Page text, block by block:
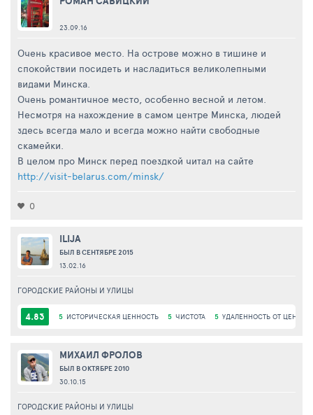
23.09.16
Очень красивое место. На острове можно в тишине и
спокойствии посидеть и насладиться великолепными
видами Минска.
Очень романтичное место, особенно весной и летом.
Несмотря на нахождение в самом центре Минска, людей
здесь всегда мало и всегда можно найти свободные
скамейки.
В целом про Минск перед поездкой читал на сайте
http://visit-belarus.com/minsk/
0
ILIJA
БЫЛ В СЕНТЯБРЕ 2015
13.02.16
ГОРОДСКИЕ РАЙОНЫ И УЛИЦЫ
4.83 5 ИСТОРИЧЕСКАЯ ЦЕННОСТЬ 5 ЧИСТОТА 5 УДАЛЕННОСТЬ ОТ ЦЕНТРА
МИХАИЛ ФРОЛОВ
БЫЛ В ОКТЯБРЕ 2010
30.10.15
ГОРОДСКИЕ РАЙОНЫ И УЛИЦЫ